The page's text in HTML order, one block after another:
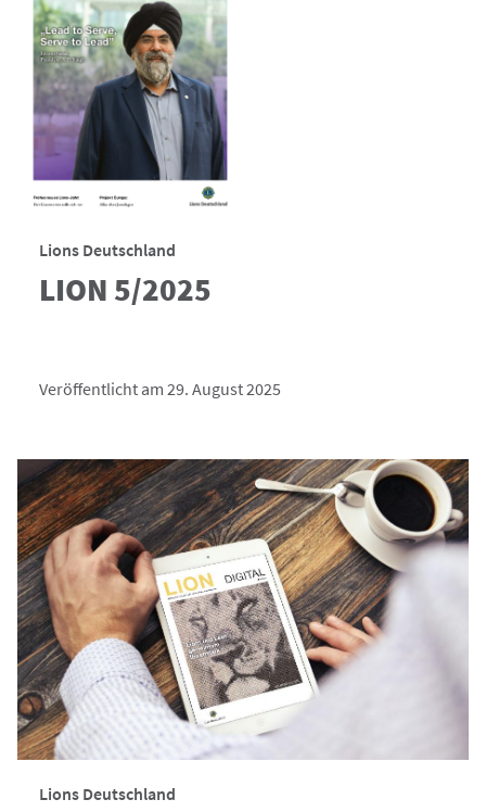
Lions Deutschland
LION 5/2025
Veröffentlicht am 29. August 2025
Lions Deutschland